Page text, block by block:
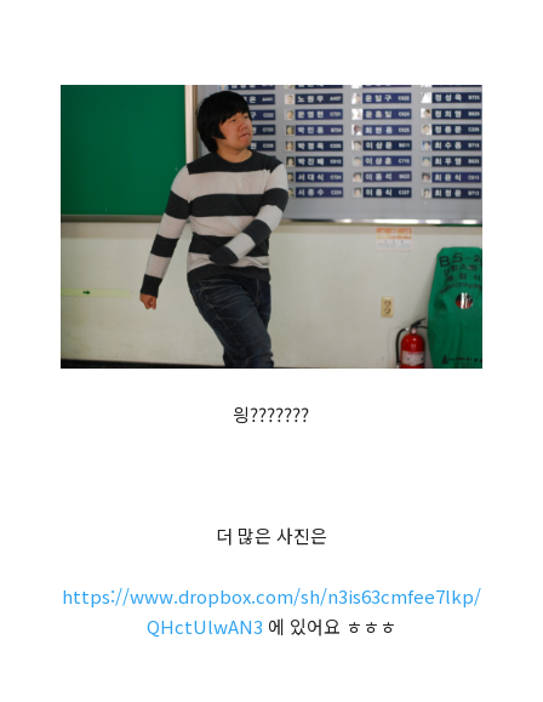
읭???????
더 많은 사진은
https://www.dropbox.com/sh/n3is63cmfee7lkp/
QHctUlwAN3 에 있어요 ㅎㅎㅎ